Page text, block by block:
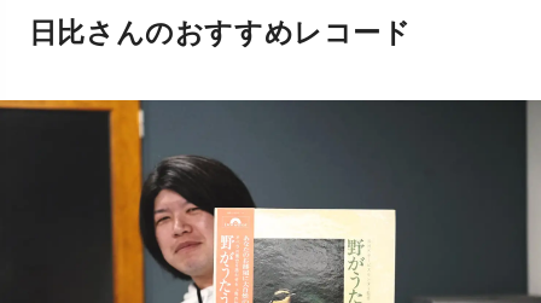
日比さんのおすすめレコード